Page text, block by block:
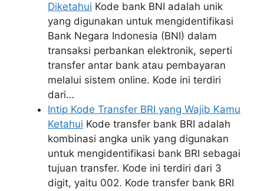
Diketahui Kode bank BNI adalah unik
yang digunakan untuk mengidentifikasi
Bank Negara Indonesia (BNI) dalam
transaksi perbankan elektronik, seperti
transfer antar bank atau pembayaran
melalui sistem online. Kode ini terdiri
dari…
Intip Kode Transfer BRI yang Wajib Kamu
Ketahui Kode transfer bank BRI adalah
kombinasi angka unik yang digunakan
untuk mengidentifikasi bank BRI sebagai
tujuan transfer. Kode ini terdiri dari 3
digit, yaitu 002. Kode transfer bank BRI